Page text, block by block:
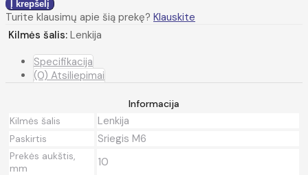
Turite klausimų apie šią prekę? Klauskite
Kilmės šalis: Lenkija
Specifikacija
(0) Atsiliepimai
Informacija
Kilmės šalis
Lenkija
Paskirtis Sriegis M6
Prekės aukštis,
mm
10